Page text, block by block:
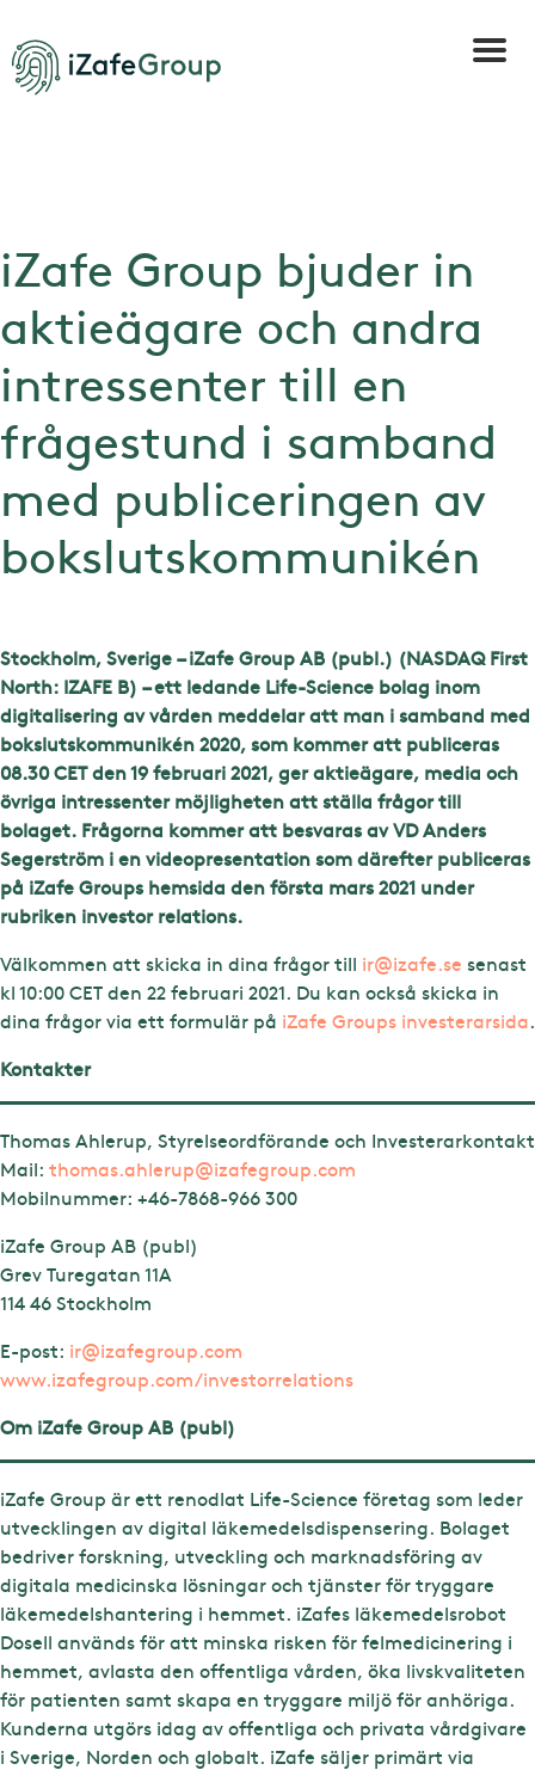
iZafe Group bjuder in
aktieägare och andra
intressenter till en
frågestund i samband
med publiceringen av
bokslutskommunikén
Stockholm, Sverige – iZafe Group AB (publ.) (NASDAQ First
North: IZAFE B) – ett ledande Life-Science bolag inom
digitalisering av vården meddelar att man i samband med
bokslutskommunikén 2020, som kommer att publiceras
08.30 CET den 19 februari 2021, ger aktieägare, media och
övriga intressenter möjligheten att ställa frågor till
bolaget. Frågorna kommer att besvaras av VD Anders
Segerström i en videopresentation som därefter publiceras
på iZafe Groups hemsida den första mars 2021 under
rubriken investor relations.
Välkommen att skicka in dina frågor till ir@izafe.se senast
kl 10:00 CET den 22 februari 2021. Du kan också skicka in
dina frågor via ett formulär på iZafe Groups investerarsida.
Kontakter
Thomas Ahlerup, Styrelseordförande och Investerarkontakt
Mail: thomas.ahlerup@izafegroup.com
Mobilnummer: +46-7868-966 300
iZafe Group AB (publ)
Grev Turegatan 11A
114 46 Stockholm
E-post: ir@izafegroup.com
www.izafegroup.com/investorrelations
Om iZafe Group AB (publ)
iZafe Group är ett renodlat Life-Science företag som leder
utvecklingen av digital läkemedelsdispensering. Bolaget
bedriver forskning, utveckling och marknadsföring av
digitala medicinska lösningar och tjänster för tryggare
läkemedelshantering i hemmet. iZafes läkemedelsrobot
Dosell används för att minska risken för felmedicinering i
hemmet, avlasta den offentliga vården, öka livskvaliteten
för patienten samt skapa en tryggare miljö för anhöriga.
Kunderna utgörs idag av offentliga och privata vårdgivare
i Sverige, Norden och globalt. iZafe säljer primärt via